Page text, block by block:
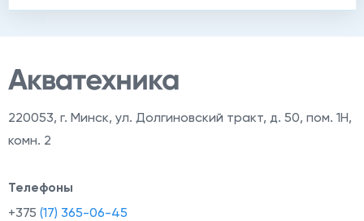
220053, г. Минск, ул. Долгиновский тракт, д. 50, пом. 1Н,
комн. 2
Телефоны
+375 (17) 365-06-45